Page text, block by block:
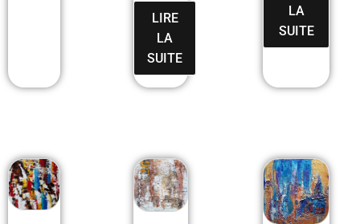
LIRE
LA
SUITE
LA
SUITE